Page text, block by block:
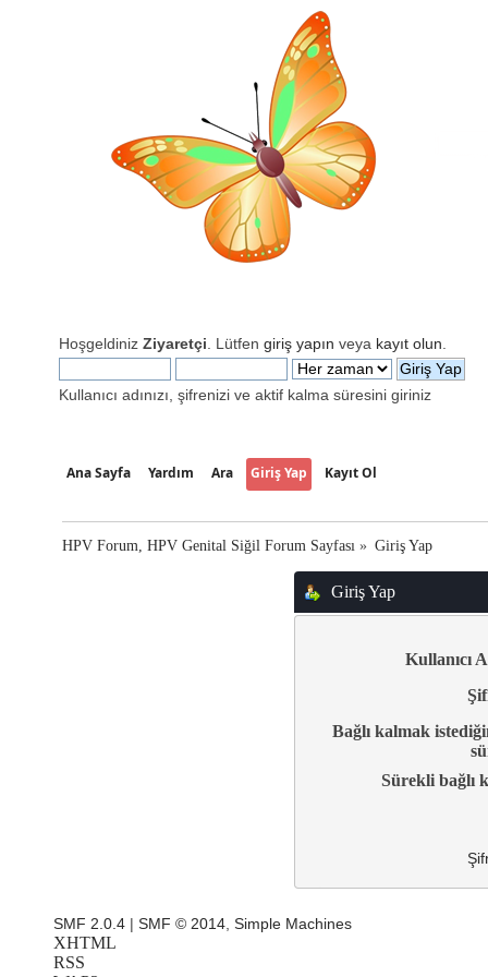
Hoşgeldiniz Ziyaretçi . Lütfen giriş yapın veya kayıt olun
Kullanıcı adınızı, şifrenizi ve aktif kalma süresini giriniz
Ana Sayfa Yardım Ara Giriş Yap Kayıt Ol
HPV Forum, HPV Genital Siğil Forum Sayfası » Giriş Yap
Giriş Yap
Kullanıcı
Bağlı kalmak
Sürekli bağlı
SMF 2.0.4 SMF © 2014 Simple Machines
XHTML
RSS